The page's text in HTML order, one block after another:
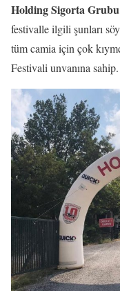
Holding Sigorta
festivalle ilgili şunları
tüm camia için çok
Festivali unvanına sahip.